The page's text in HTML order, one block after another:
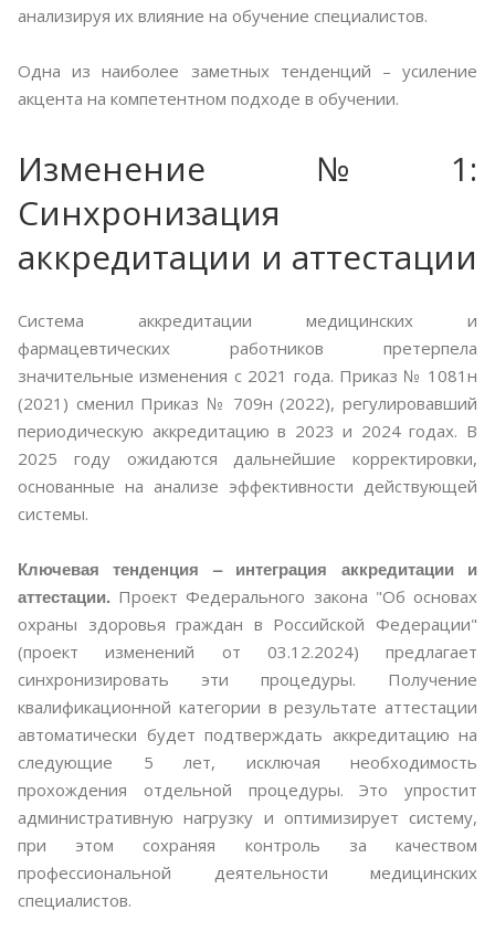
анализируя их влияние на обучение специалистов.
Одна из наиболее заметных тенденций – усиление
акцента на компетентном подходе в обучении.
Изменение №1:
Синхронизация
аккредитации и аттестации
Система аккредитации медицинских и
фармацевтических работников претерпела
значительные изменения с 2021 года. Приказ № 1081н
(2021) сменил Приказ № 709н (2022), регулировавший
периодическую аккредитацию в 2023 и 2024 годах. В
2025 году ожидаются дальнейшие корректировки,
основанные на анализе эффективности действующей
системы.
Ключевая тенденция – интеграция аккредитации и
аттестации. Проект Федерального закона "Об основах
охраны здоровья граждан в Российской Федерации"
(проект изменений от 03.12.2024) предлагает
синхронизировать эти процедуры. Получение
квалификационной категории в результате аттестации
автоматически будет подтверждать аккредитацию на
следующие 5 лет, исключая необходимость
прохождения отдельной процедуры. Это упростит
административную нагрузку и оптимизирует систему,
при этом сохраняя контроль за качеством
профессиональной деятельности медицинских
специалистов.